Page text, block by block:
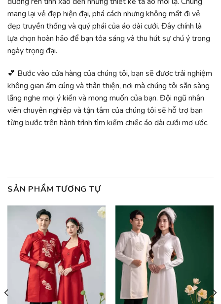
mang lại vẻ đẹp hiện đại, phá cách nhưng không mất đi vẻ
đẹp truyền thống và quý phái của áo dài cưới. Đây chính là
lựa chọn hoàn hảo để bạn tỏa sáng và thu hút sự chú ý trong
ngày trọng đại.
💕 Bước vào cửa hàng của chúng tôi, bạn sẽ được trải nghiệm
không gian ấm cúng và thân thiện, nơi mà chúng tôi sẵn sàng
lắng nghe mọi ý kiến và mong muốn của bạn. Đội ngũ nhân
viên chuyên nghiệp và tận tâm của chúng tôi sẽ hỗ trợ bạn
từng bước trên hành trình tìm kiếm chiếc áo dài cưới mơ ước.
SẢN PHẨM TƯƠNG TỰ